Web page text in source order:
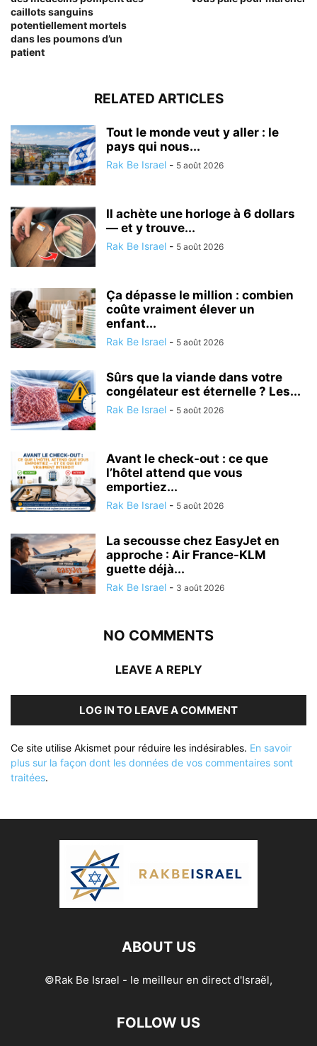
caillots sanguins
potentiellement mortels
dans les poumons d’un
patient
RELATED ARTICLES
Tout le monde veut y aller : le
pays qui nous...
Rak Be Israel - 5 août 2026
Il achète une horloge à 6 dollars
— et y trouve...
Rak Be Israel - 5 août 2026
Ça dépasse le million : combien
coûte vraiment élever un
enfant...
Rak Be Israel - 5 août 2026
Sûrs que la viande dans votre
congélateur est éternelle ? Les...
Rak Be Israel - 5 août 2026
Avant le check-out : ce que
l’hôtel attend que vous
emportiez...
Rak Be Israel - 5 août 2026
La secousse chez EasyJet en
approche : Air France-KLM
guette déjà...
Rak Be Israel - 3 août 2026
NO COMMENTS
LEAVE A REPLY
LOG IN TO LEAVE A COMMENT
Ce site utilise Akismet pour réduire les indésirables. En savoir
plus sur la façon dont les données de vos commentaires sont
traitées.
ABOUT US
©Rak Be Israel - le meilleur en direct d'Israël,
FOLLOW US